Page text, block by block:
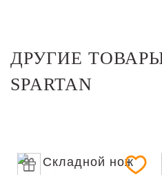
ДРУГИЕ
SPARTAN